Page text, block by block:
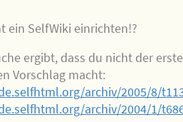
ein SelfWiki einrichten!?
ergibt, dass du nicht der erste
Vorschlag macht:
archiv/2005/8/
archiv/2004/1/